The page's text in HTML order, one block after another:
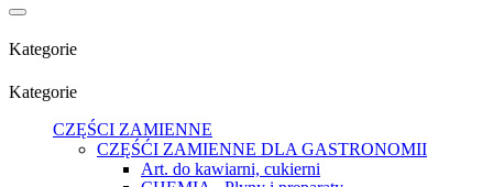
Kategorie
Kategorie
CZĘŚCI ZAMIENNE
CZĘŚĆI ZAMIENNE DLA GASTRONOMII
Art. do kawiarni, cukierni